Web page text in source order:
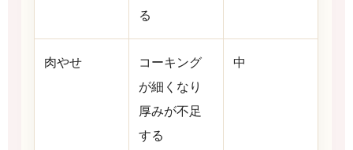
る
肉やせ
コーキング
が細くなり
厚みが不足
する
中